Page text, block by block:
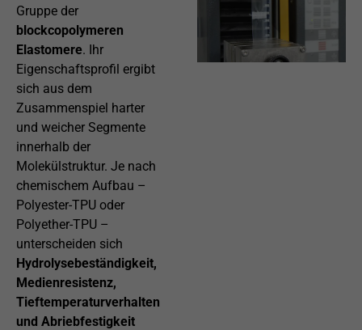
Gruppe der
blockcopolymeren
Elastomere. Ihr
Eigenschaftsprofil ergibt
sich aus dem
Zusammenspiel harter
und weicher Segmente
innerhalb der
Molekülstruktur. Je nach
chemischem Aufbau –
Polyester-TPU oder
Polyether-TPU –
unterscheiden sich
Hydrolysebeständigkeit,
Medienresistenz,
Tieftemperaturverhalten
und Abriebfestigkeit